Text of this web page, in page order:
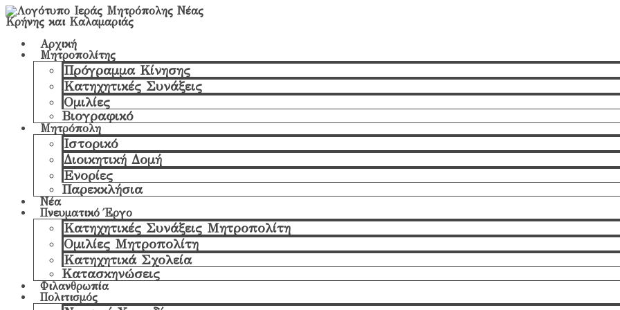
Αρχική
Μητροπολίτης
Πρόγραμμα Κίνησης
Κατηχητικές Συνάξεις
Ομιλίες
Βιογραφικό
Μητρόπολη
Ιστορικό
Διοικητική Δομή
Ενορίες
Παρεκκλήσια
Νέα
Πνευματικό Έργο
Κατηχητικές Συνάξεις Μητροπολίτη
Ομιλίες Μητροπολίτη
Κατηχητικά Σχολεία
Κατασκηνώσεις
Φιλανθρωπία
Πολιτισμός